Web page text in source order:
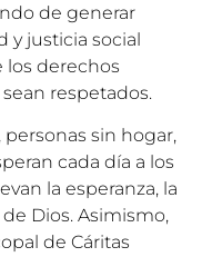
de generar
y justicia social
los derechos
respetados.
sin hogar,
cada día a los
la esperanza, la
Dios. Asimismo,
de Cáritas